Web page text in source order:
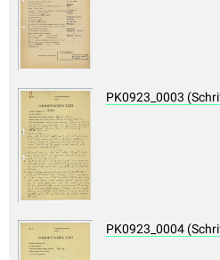
PK0923_0003
PK0923_0004